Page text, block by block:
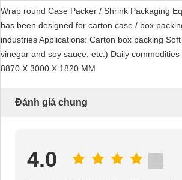
Wrap round Case Packer / Shrink Packaging
has been designed for carton case / box
industries Applications: Carton box packing
vinegar and soy sauce, etc.) Daily
8870 X 3000 X 1820 MM
Đánh giá chung
4.0